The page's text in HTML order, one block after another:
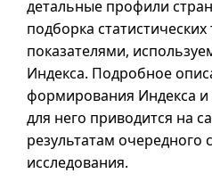
детальные профили
подборка
показателями,
Индекса. Подробное
формирования Индекса
для него приводится на
результатам очередного
исследования.